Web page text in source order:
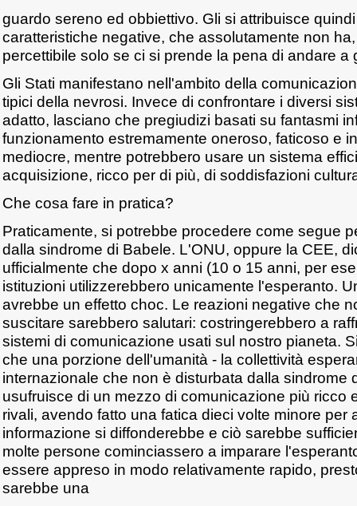
guardo sereno ed obbiettivo. Gli si attribuisce
caratteristiche negative, che assolutamente non
percettibile solo se ci si prende la pena di andare a
Gli Stati manifestano nell'ambito della
tipici della nevrosi. Invece di confrontare i diversi
adatto, lasciano che pregiudizi basati su fantasmi
funzionamento estremamente oneroso, faticoso e
mediocre, mentre potrebbero usare un sistema
acquisizione, ricco per di più, di soddisfazioni
Che cosa fare in pratica?
Praticamente, si potrebbe procedere come segue
dalla sindrome di Babele. L'ONU, oppure la CEE,
ufficialmente che dopo x anni (10 o 15 anni, per
istituzioni utilizzerebbero unicamente l'esperanto.
avrebbe un effetto choc. Le reazioni negative che
suscitare sarebbero salutari: costringerebbero a
sistemi di comunicazione usati sul nostro pianeta.
che una porzione dell'umanità - la collettività
internazionale che non è disturbata dalla sindrome
usufruisce di un mezzo di comunicazione più ricco
rivali, avendo fatto una fatica dieci volte minore per
informazione si diffonderebbe e ciò sarebbe
molte persone cominciassero a imparare
essere appreso in modo relativamente rapido,
sarebbe una